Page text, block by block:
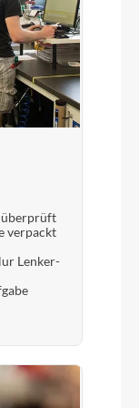
überprüft
verpackt
Lenker-